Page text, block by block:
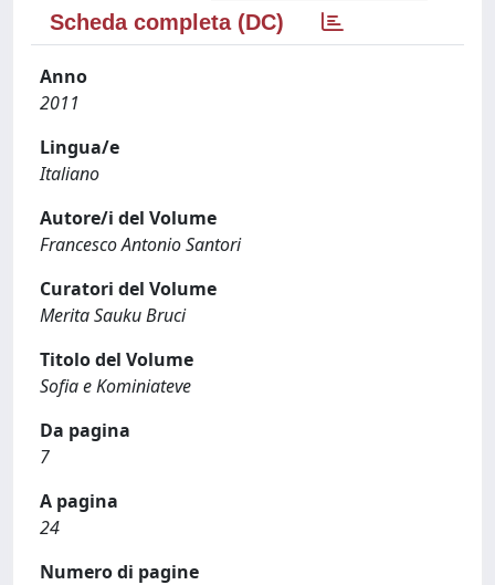
Scheda completa (DC)
Anno
2011
Lingua/e
Italiano
Autore/i del Volume
Francesco Antonio Santori
Curatori del Volume
Merita Sauku Bruci
Titolo del Volume
Sofia e Kominiateve
Da pagina
7
A pagina
24
Numero di pagine